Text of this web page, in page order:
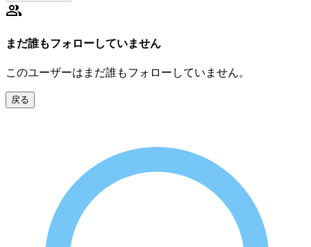
まだ誰もフォローしていません
このユーザーはまだ誰もフォローしていません。
戻る